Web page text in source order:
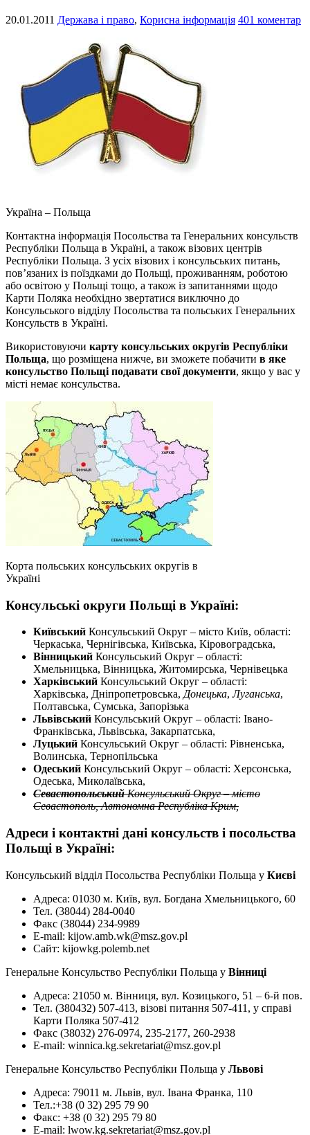
20.01.2011 Держава і право, Корисна інформація 401 коментар
Україна – Польща
Контактна інформація Посольства та Генеральних консульств
Республіки Польща в Україні, а також візових центрів
Республіки Польща. З усіх візових і консульських питань,
пов’язаних iз поїздками до Польщі, проживанням, роботою
або освітою у Польщі тощо, а також із запитаннями щодо
Карти Поляка необхідно звертатися виключно до
Консульського відділу Посольства та польських Генеральних
Консульств в Україні.
Використовуючи карту консульських округів Республіки
Польща, що розміщена нижче, ви зможете побачити в яке
консульство Польщі подавати свої документи, якщо у вас у
місті немає консульства.
Корта польських консульських округів в
Україні
Консульські округи Польщі в Україні:
Київський Консульський Округ – місто Київ, області:
Черкаська, Чернігівська, Київська, Кіровоградська,
Вінницький Консульський Округ – області:
Хмельницька, Вінницька, Житомирська, Чернівецька
Харківський Консульський Округ – області:
Харківська, Дніпропетровська, Донецька,Луганська,
Полтавська, Сумська, Запорізька
Львівський Консульський Округ – області: Івано-
Франківська, Львівська, Закарпатська,
Луцький Консульський Округ – області: Рівненська,
Волинська, Тернопільська
Одеський Консульський Округ – області: Херсонська,
Одеська, Миколаївська,
СевастопольськийКонсульський Округ – місто
Севастополь, Автономна Республіка Крим,
Адреси і контактні дані консульств і посольства
Польщі в Україні:
Консульський відділ Посольства Республіки Польща у Києві
Адреса: 01030 м. Київ, вул. Богдана Хмельницького, 60
Тел. (38044) 284-0040
Факс (38044) 234-9989
E-mail: kijow.amb.wk@msz.gov.pl
Сайт: kijowkg.polemb.net
Генеральне Консульство Республіки Польща у Вінниці
Адреса: 21050 м. Вінниця, вул. Козицького, 51 – 6-й пов.
Тел. (380432) 507-413, візові питання 507-411, у справі
Карти Поляка 507-412
Факс (38032) 276-0974, 235-2177, 260-2938
E-mail: winnica.kg.sekretariat@msz.gov.pl
Генеральне Консульство Республіки Польща у Львові
Адреса: 79011 м. Львів, вул. Івана Франка, 110
Тел.:+38 (0 32) 295 79 90
Факс: +38 (0 32) 295 79 80
E-mail: lwow.kg.sekretariat@msz.gov.pl